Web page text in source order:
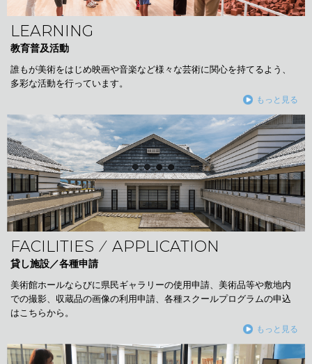
LEARNING
教育普及活動
誰もが美術をはじめ映画や音楽など様々な芸術に関心を持てるよう、
多彩な活動を行っています。
もっと見る
FACILITIES ⁄ APPLICATION
貸し施設／各種申請
美術館ホールならびに県民ギャラリーの使用申請、美術品等や敷地内
での撮影、収蔵品の画像の利用申請、各種スクールプログラムの申込
はこちらから。
もっと見る